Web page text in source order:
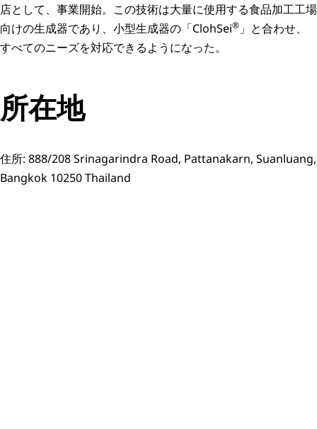
店として、事業開始。この技術は大量に使用する食品加工工場
向けの生成器であり、小型生成器の「ClohSei®」と合わせ、
すべてのニーズを対応できるようになった。
所在地
住所: 888/208 Srinagarindra Road, Pattanakarn, Suanluang,
Bangkok 10250 Thailand